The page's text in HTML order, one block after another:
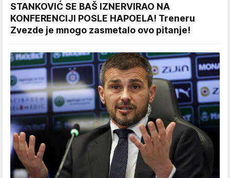
STANKOVIĆ SE BAŠ IZNERVIRAO NA
KONFERENCIJI POSLE HAPOELA! Treneru
Zvezde je mnogo zasmetalo ovo pitanje!